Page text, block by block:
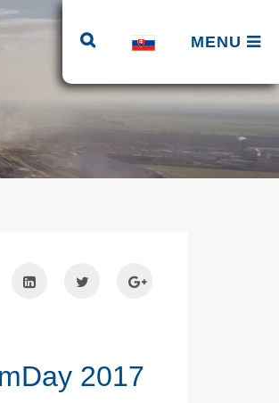
MENU
2017